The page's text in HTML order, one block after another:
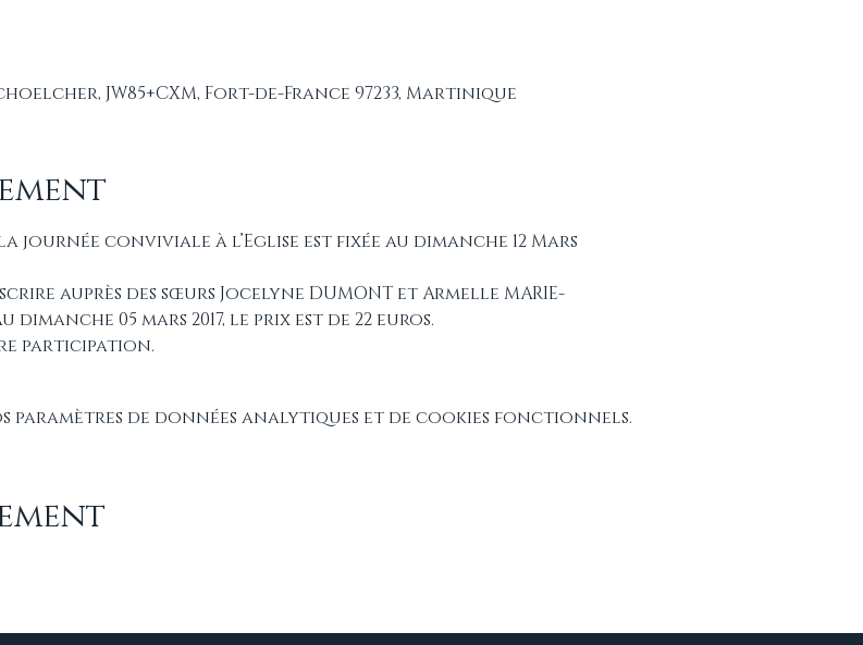
JW85+CXM, Fort-de-France 97233, Martinique
journée conviviale à l’Eglise est fixée au dimanche 12 Mars
auprès des sœurs Jocelyne DUMONT et Armelle MARIE-
dimanche 05 mars 2017, le prix est de 22 euros.
participation.
paramètres de données analytiques et de cookies fonctionnels.